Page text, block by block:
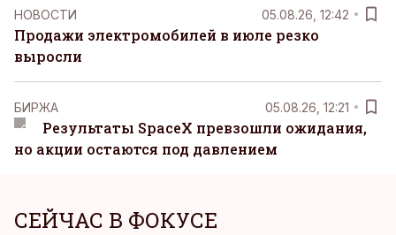
НОВОСТИ 05.08.26, 12:42
Продажи электромобилей в июле резко
выросли
БИРЖА 05.08.26, 12:21
Результаты SpaceX превзошли ожидания,
но акции остаются под давлением
СЕЙЧАС В ФОКУСЕ